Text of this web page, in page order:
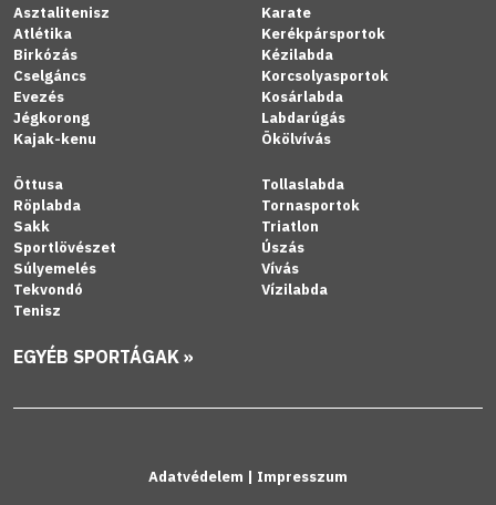
Asztalitenisz
Atlétika
Birkózás
Cselgáncs
Evezés
Jégkorong
Kajak-kenu
Karate
Kerékpársportok
Kézilabda
Korcsolyasportok
Kosárlabda
Labdarúgás
Ökölvívás
Öttusa
Röplabda
Sakk
Sportlövészet
Súlyemelés
Tekvondó
Tenisz
Tollaslabda
Tornasportok
Triatlon
Úszás
Vívás
Vízilabda
EGYÉB SPORTÁGAK »
Adatvédelem | Impresszum